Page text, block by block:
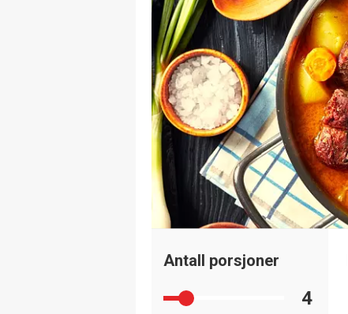
Antall porsjoner
4